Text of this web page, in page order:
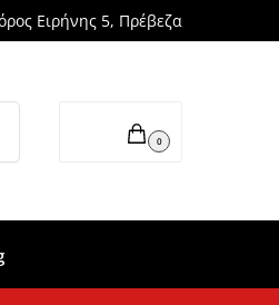
Ειρήνης 5, Πρέβεζα
0